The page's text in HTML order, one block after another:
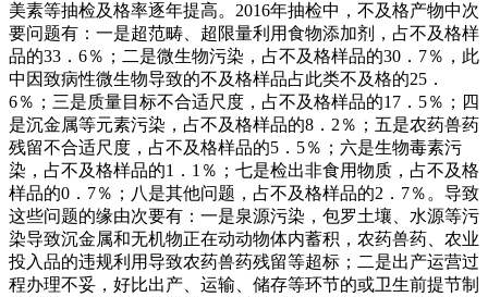
美素等抽检及格率逐年提高。2016年抽检中，不及格产物中次
要问题有：一是超范畴、超限量利用食物添加剂，占不及格样
品的33．6％；二是微生物污染，占不及格样品的30．7％，此
中因致病性微生物导致的不及格样品占此类不及格的25．
6％；三是质量目标不合适尺度，占不及格样品的17．5％；四
是沉金属等元素污染，占不及格样品的8．2％；五是农药兽药
残留不合适尺度，占不及格样品的5．5％；六是生物毒素污
染，占不及格样品的1．1％；七是检出非食用物质，占不及格
样品的0．7％；八是其他问题，占不及格样品的2．7％。导致
这些问题的缘由次要有：一是泉源污染，包罗土壤、水源等污
染导致沉金属和无机物正在动动物体内蓄积，农药兽药、农业
投入品的违规利用导致农药兽药残留等超标；二是出产运营过
程办理不妥，好比出产、运输、储存等环节的或卫生前提节制